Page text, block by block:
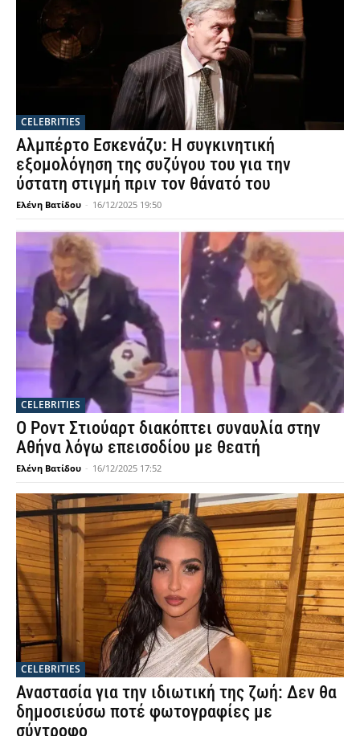
CELEBRITIES
Αλμπέρτο Εσκενάζυ: Η συγκινητική
εξομολόγηση της συζύγου του για την
ύστατη στιγμή πριν τον θάνατό του
Ελένη Βατίδου - 16/12/2025 19:50
CELEBRITIES
Ο Ροντ Στιούαρτ διακόπτει συναυλία στην
Αθήνα λόγω επεισοδίου με θεατή
Ελένη Βατίδου - 16/12/2025 17:52
CELEBRITIES
Αναστασία για την ιδιωτική της ζωή: Δεν θα
δημοσιεύσω ποτέ φωτογραφίες με
σύντροφο